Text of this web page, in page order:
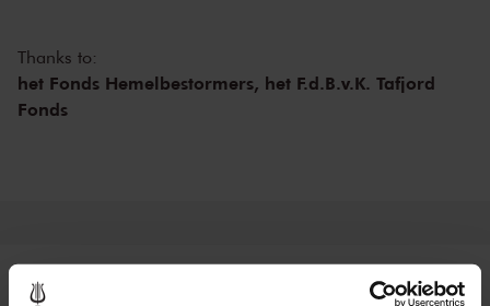
Thanks to:
het Fonds Hemelbestormers, het F.d.B.v.K. Tafjord
Fonds
Tickets